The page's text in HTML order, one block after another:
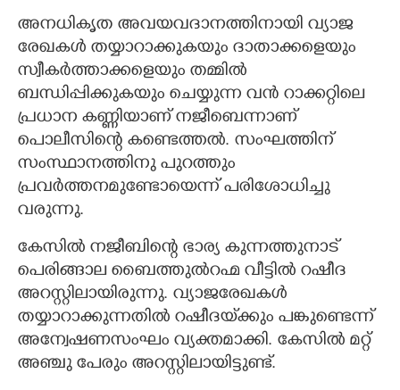
അനധികൃത അവയവദാനത്തിനായി വ്യാജ
രേഖകൾ തയ്യാറാക്കുകയും ദാതാക്കളെയും
സ്വീകർത്താക്കളെയും തമ്മിൽ
ബന്ധിപ്പിക്കുകയും ചെയ്യുന്ന വൻ റാക്കറ്റിലെ
പ്രധാന കണ്ണിയാണ് നജീബെന്നാണ്
പൊലീസിന്റെ കണ്ടെത്തൽ. സംഘത്തിന്
സംസ്ഥാനത്തിനു പുറത്തും
പ്രവർത്തനമുണ്ടോയെന്ന് പരിശോധിച്ചു
വരുന്നു.
കേസിൽ നജീബിന്റെ ഭാര്യ കുന്നത്തുനാട്
പെരിങ്ങാല ബൈത്തുൽറഹ്മ വീട്ടിൽ റഷീദ
അറസ്റ്റിലായിരുന്നു. വ്യാജരേഖകൾ
തയ്യാറാക്കുന്നതിൽ റഷീദയ്‌ക്കും പങ്കുണ്ടെന്ന്
അന്വേഷണസംഘം വ്യക്തമാക്കി. കേസിൽ മറ്റ്
അഞ്ചു പേരും അറസ്റ്റിലായിട്ടുണ്ട്.